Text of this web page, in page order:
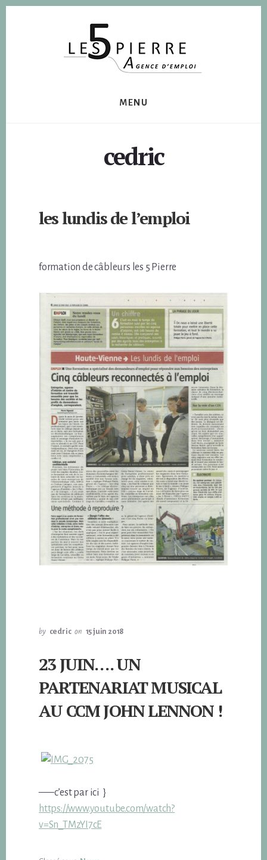
MENU
cedric
les lundis de l’emploi
formation de câbleurs les 5 Pierre
by cedric on 15 juin 2018
23 JUIN…. UN
PARTENARIAT MUSICAL
AU CCM JOHN LENNON !
—–c’est par ici }
https://www.youtube.com/watch?
v=Sn_TMzYI7cE